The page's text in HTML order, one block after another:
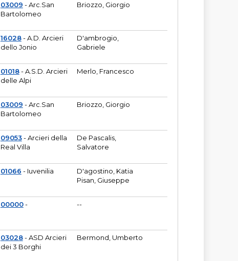
03009 - Arc.San
Bartolomeo
Briozzo, Giorgio
16028- A.D. Arcieri
dello Jonio
D'ambrogio,
Gabriele
01018- A.S.D. Arcieri
delle Alpi
Merlo, Francesco
03009 - Arc.San
Bartolomeo
Briozzo, Giorgio
09053- Arcieri della
Real Villa
De Pascalis,
Salvatore
01066 - Iuvenilia
D'agostino, Katia
Pisan, Giuseppe
00000- --
03028- ASD Arcieri
dei 3 Borghi
Bermond, Umberto